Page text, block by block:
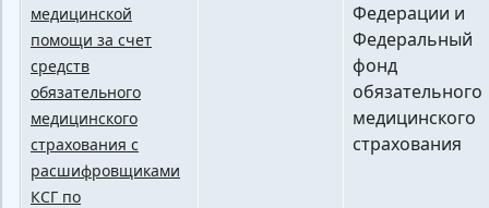
медицинской
помощи за счет
средств
обязательного
медицинского
страхования с
расшифровщиками
КСГ по
Федерации и
Федеральный
фонд
обязательного
медицинского
страхования